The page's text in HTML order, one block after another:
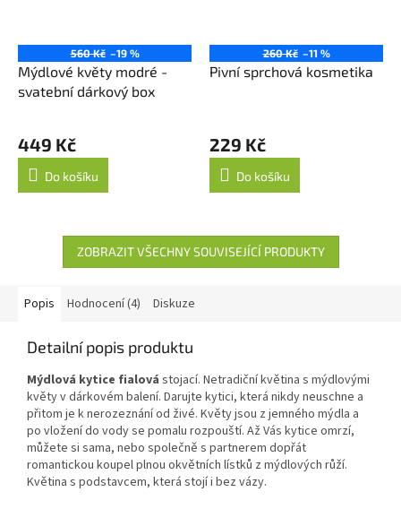
560 Kč –19 %
Mýdlové květy modré -
svatební dárkový box
449 Kč
Do košíku
260 Kč –11 %
Pivní sprchová kosmetika
hodnocení
produktu
5,0
hvězdiček.
229 Kč
Do košíku
ZOBRAZIT VŠECHNY SOUVISEJÍCÍ PRODUKTY
Popis Hodnocení (4) Diskuze
Detailní popis produktu
Mýdlová kytice fialová stojací. Netradiční květina s mýdlovými
květy v dárkovém balení. Darujte kytici, která nikdy neuschne a
přitom je k nerozeznání od živé. Květy jsou z jemného mýdla a
po vložení do vody se pomalu rozpouští. Až Vás kytice omrzí,
můžete si sama, nebo společně s partnerem dopřát
romantickou koupel plnou okvětních lístků z mýdlových růží.
Květina s podstavcem, která stojí i bez vázy.